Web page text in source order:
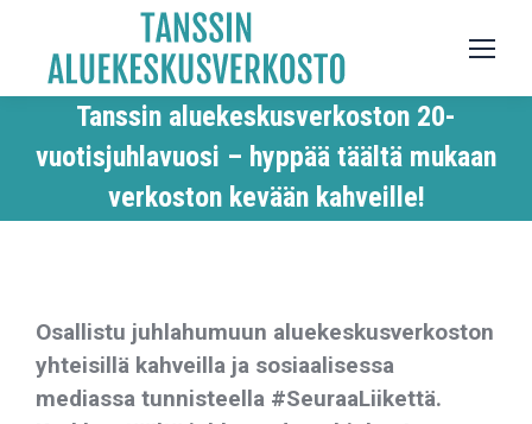
Tanssin aluekeskusverkoston 20-
vuotisjuhlavuosi – hyppää täältä mukaan
verkoston kevään kahveille!
Osallistu juhlahumuun aluekeskusverkoston
yhteisillä kahveilla ja sosiaalisessa
mediassa tunnisteella #SeuraaLiikettä.